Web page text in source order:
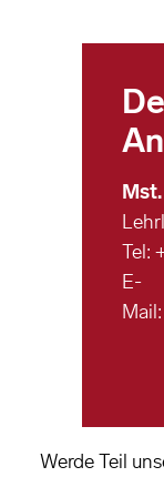
Tel:
E-
Mail:
Werde Teil